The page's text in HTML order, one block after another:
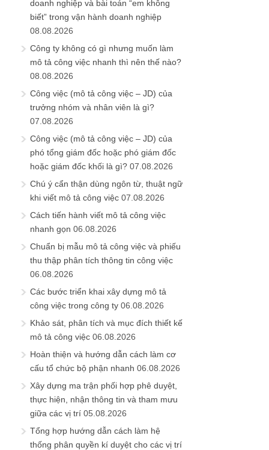
doanh nghiệp và bài toán “em không
biết” trong vận hành doanh nghiệp
08.08.2026
Công ty không có gì nhưng muốn làm
mô tả công việc nhanh thì nên thế nào?
08.08.2026
Công việc (mô tả công việc – JD) của
trưởng nhóm và nhân viên là gì?
07.08.2026
Công việc (mô tả công việc – JD) của
phó tổng giám đốc hoặc phó giám đốc
hoặc giám đốc khối là gì? 07.08.2026
Chú ý cẩn thận dùng ngôn từ, thuật ngữ
khi viết mô tả công việc 07.08.2026
Cách tiến hành viết mô tả công việc
nhanh gọn 06.08.2026
Chuẩn bị mẫu mô tả công việc và phiếu
thu thập phân tích thông tin công việc
06.08.2026
Các bước triển khai xây dựng mô tả
công việc trong công ty 06.08.2026
Khảo sát, phân tích và mục đích thiết kế
mô tả công việc 06.08.2026
Hoàn thiện và hướng dẫn cách làm cơ
cấu tổ chức bộ phận nhanh 06.08.2026
Xây dựng ma trận phối hợp phê duyệt,
thực hiện, nhận thông tin và tham mưu
giữa các vị trí 05.08.2026
Tổng hợp hướng dẫn cách làm hệ
thống phân quyền kí duyệt cho các vị trí